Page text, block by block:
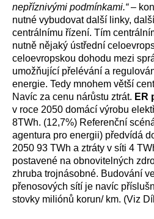
nepříznivými podmínkami.“ –
nutné vybudovat další linky,
centrálnímu řízení. Tím
nutně nějaký ústřední
celoevropskou dohodu mezi
umožňující přelévání a
energie. Tedy mnohem větší
Navíc za cenu nárůstu ztrát. ER
v roce 2050 domácí výrobu
8TWh. (12,7%) Referenční
agentura pro energii) předvídá
2050 93 TWh a ztráty v síti 4
postavené na obnovitelných
zhruba trojnásobné. Budování
přenosových sítí je navíc
stovky miliónů korun/ km. (Viz